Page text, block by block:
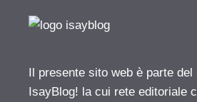
Il presente sito web è parte
IsayBlog! la cui rete editoriale